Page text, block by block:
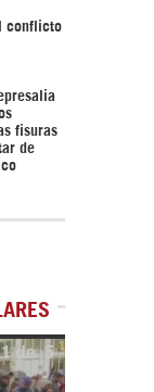
conflicto
fisuras
de
1de5